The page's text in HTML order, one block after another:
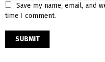
Save my name, email, and
time I comment.